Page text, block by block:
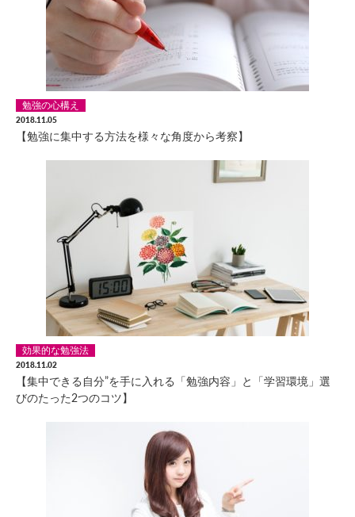
勉強の心構え
2018.11.05
【勉強に集中する方法を様々な角度から考察】
効果的な勉強法
2018.11.02
【集中できる自分”を手に入れる「勉強内容」と「学習環境」選
びのたった2つのコツ】